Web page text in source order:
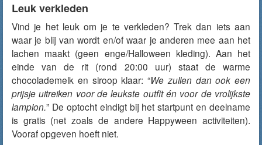
Leuk verkleden
Vind je het leuk om je te verkleden? Trek dan iets aan
waar je blij van wordt en/of waar je anderen mee aan het
lachen maakt (geen enge/Halloween kleding). Aan het
einde van de rit (rond 20:00 uur) staat de warme
chocolademelk en siroop klaar: “We zullen dan ook een
prijsje uitreiken voor de leukste outfit én voor de vrolijkste
lampion.” De optocht eindigt bij het startpunt en deelname
is gratis (net zoals de andere Happyween activiteiten).
Vooraf opgeven hoeft niet.